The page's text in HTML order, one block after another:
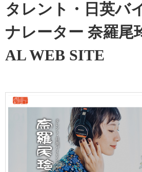
タレント・日英バ
ナレーター 奈羅尾
AL WEB SITE